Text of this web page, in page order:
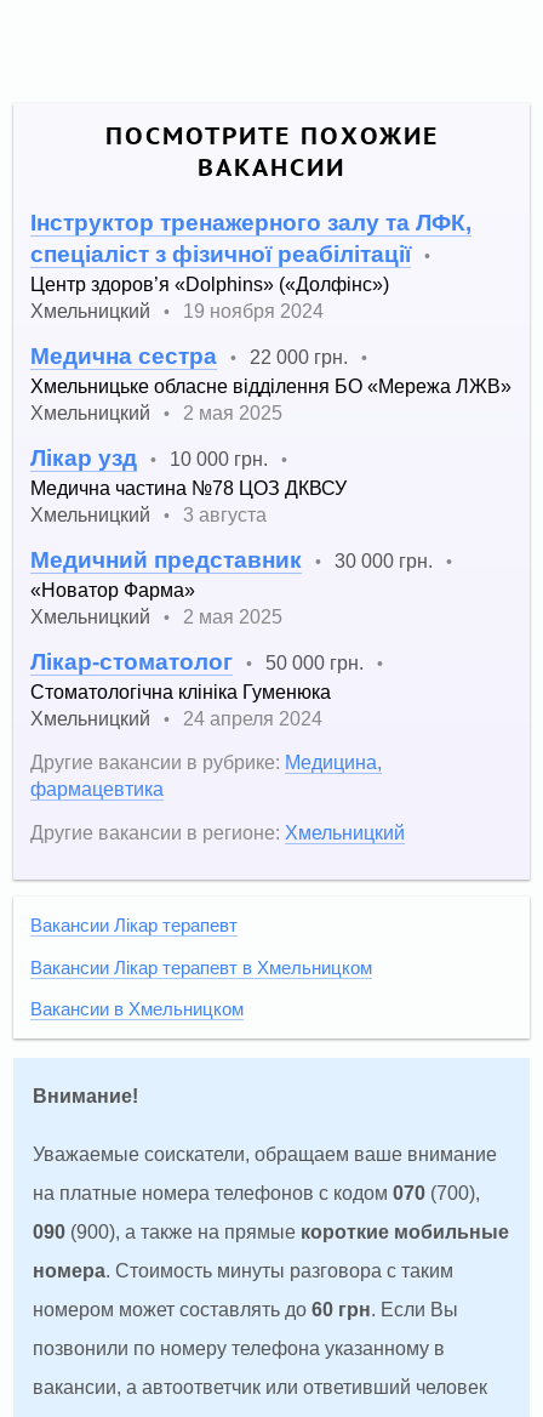
ПОСМОТРИТЕ ПОХОЖИЕ
ВАКАНСИИ
Інструктор тренажерного залу та ЛФК,
спеціаліст з фізичної реабілітації
•
Центр здоров’я «Dolphins» («Долфінс»)
Хмельницкий
• 19 ноября 2024
Медична сестра • 22 000 грн. •
Хмельницьке обласне відділення БО «Мережа ЛЖВ»
Хмельницкий
• 2 мая 2025
Лікар узд • 10 000 грн. •
Медична частина №78 ЦОЗ ДКВСУ
Хмельницкий
• 3 августа
Медичний представник • 30 000 грн. •
«Новатор Фарма»
Хмельницкий
• 2 мая 2025
Лікар-стоматолог • 50 000 грн. •
Стоматологічна клініка Гуменюка
Хмельницкий
•
24 апреля 2024
Другие вакансии в рубрике: Медицина,
фармацевтика
Другие вакансии в регионе: Хмельницкий
Вакансии Лікар терапевт
Вакансии Лікар терапевт в Хмельницком
Вакансии в Хмельницком
Внимание!
Уважаемые соискатели, обращаем ваше внимание
на платные номера телефонов с кодом070 (700),
090 (900), а также на прямые короткие мобильные
номера. Стоимость минуты разговора с таким
номером может составлять до60 грн. Если Вы
позвонили по номеру телефона указанному в
вакансии, а автоответчик или ответивший человек